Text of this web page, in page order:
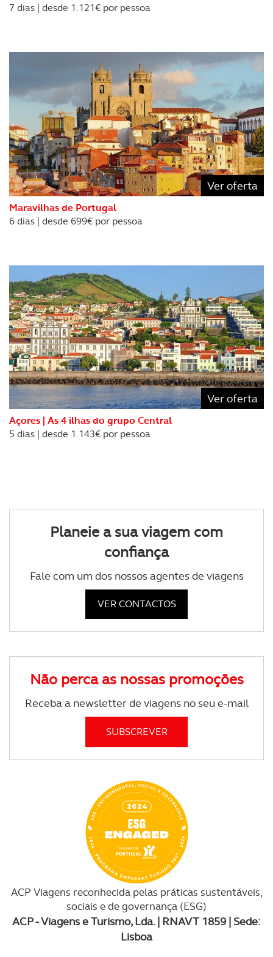
Realçamos que o bloqueio de certo tipo de Cookies e
Consulte a política de cookies do site.
7 dias | desde 1.121€ por pessoa
Ver oferta
Maravilhas de Portugal
6 dias | desde 699€ por pessoa
Ver oferta
Açores | As 4 ilhas do grupo Central
5 dias | desde 1.143€ por pessoa
Planeie a sua viagem com
confiança
Fale com um dos nossos agentes de viagens
VER CONTACTOS
Não perca as nossas promoções
Receba a newsletter de viagens no seu e-mail
ACP Viagens reconhecida pelas práticas sustentáveis,
sociais e de governança (ESG)
ACP - Viagens e Turismo, Lda. | RNAVT 1859 | Sede:
Lisboa